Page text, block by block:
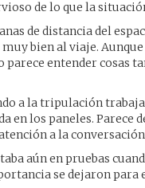
de lo que la
de distancia del
bien al viaje.
entender cosas
a la tripulación
en los paneles. Parece
a la
aún en pruebas
se dejaron